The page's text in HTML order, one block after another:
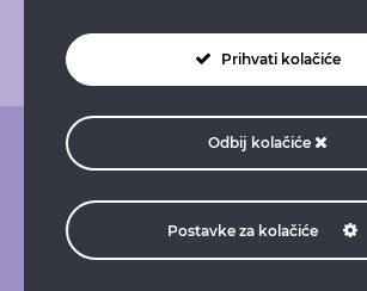
Impressum Doniraj Naruči taksi
Prihvati kolačiće
Odbij kolačiće
Postavke za kolačiće